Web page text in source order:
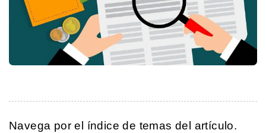
Navega por el índice de temas del artículo.